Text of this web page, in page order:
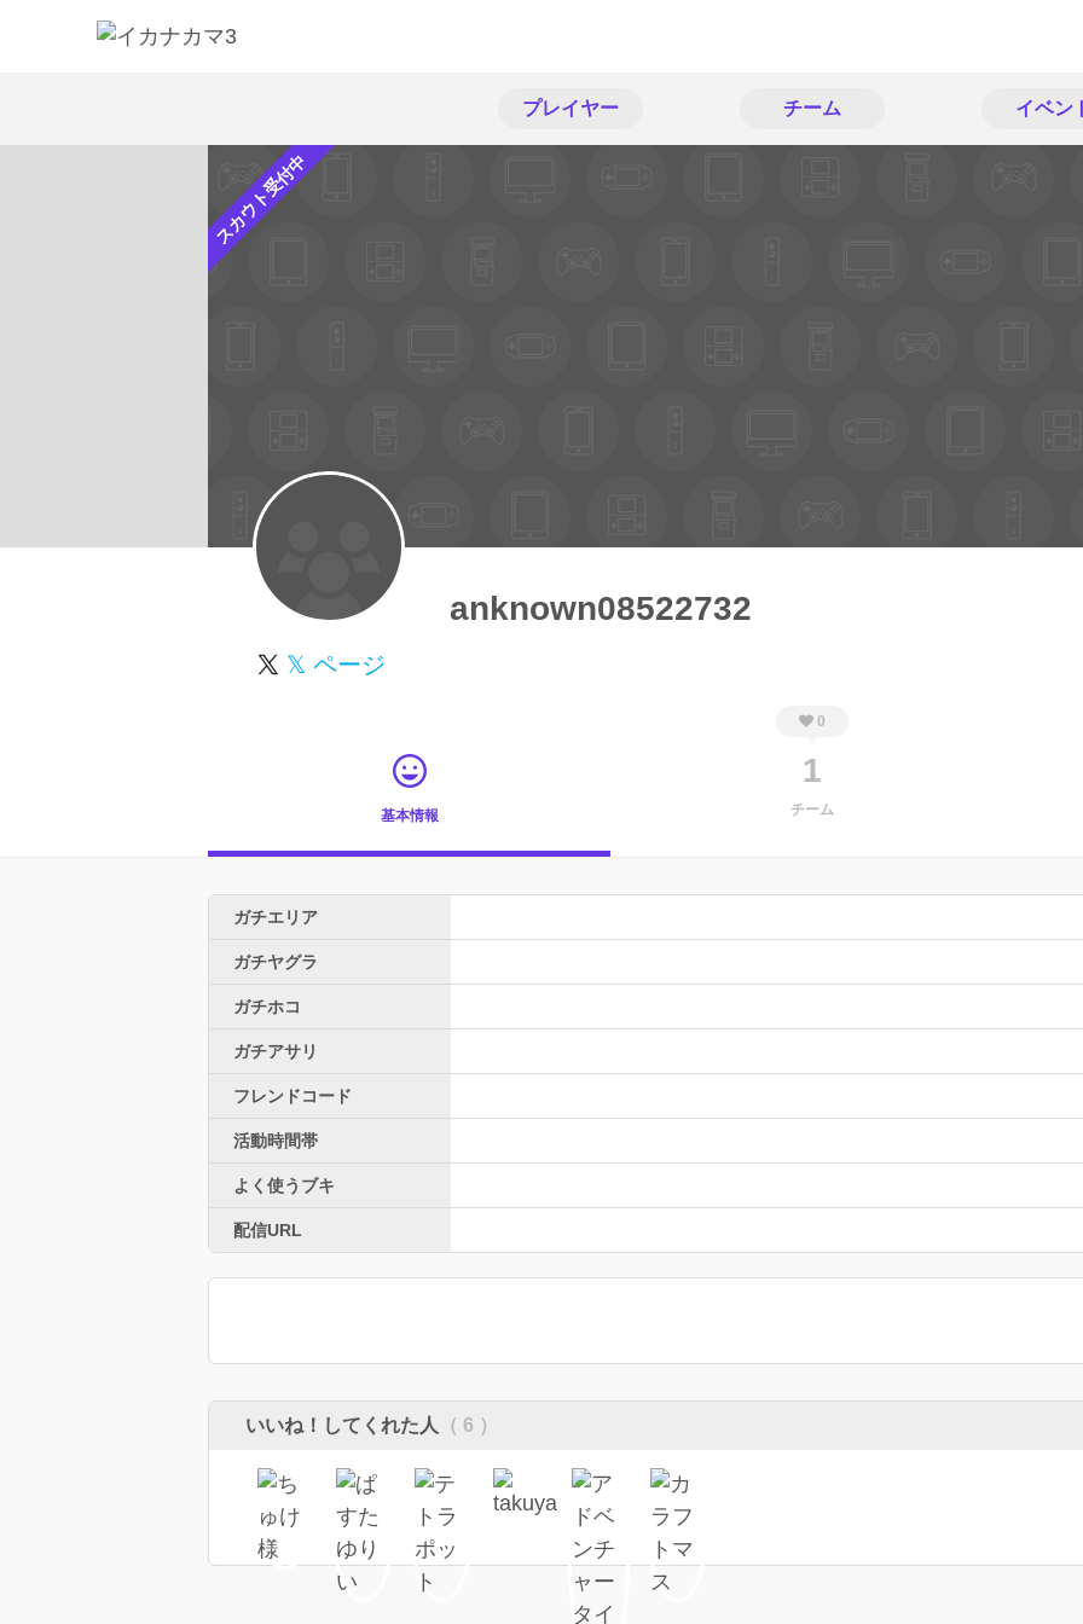
プレイヤー チーム イベン
スカウト受付中
anknown08522732
𝕏 ページ
基本情報
0
1
チーム
ガチエリア
ガチヤグラ
ガチホコ
ガチアサリ
フレンドコード
活動時間帯
よく使うブキ
配信URL
いいね！してくれた人 （ 6 ）